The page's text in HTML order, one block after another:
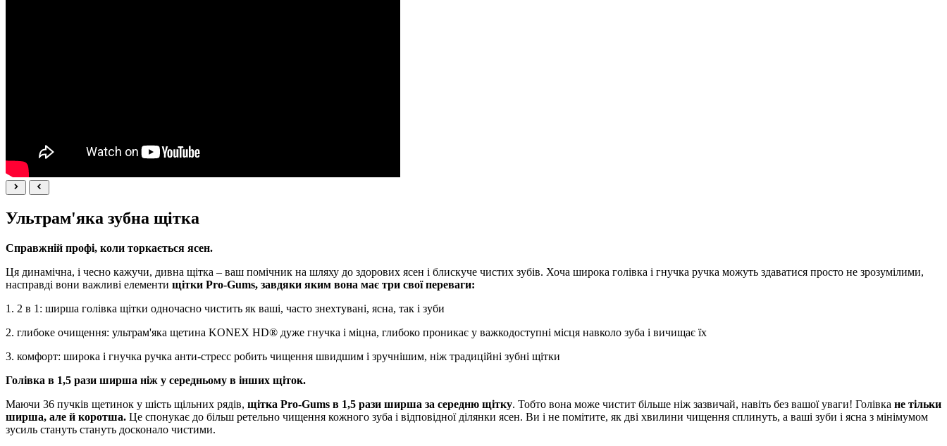
Ультрам'яка зубна щітка
Справжній профі, коли торкається ясен.
Ця динамічна, і чесно кажучи, дивна щітка – ваш помічник на шляху до здорових ясен і блискуче чистих зубів. Хоча широка голівка і гнучка ручка можуть здаватися просто не зрозумілими,
насправді вони важливі елементи щітки Pro-Gums, завдяки яким вона має три свої переваги:
1. 2 в 1: ширша голівка щітки одночасно чистить як ваші, часто знехтувані, ясна, так і зуби
2. глибоке очищення: ультрам'яка щетина KONEX HD® дуже гнучка і міцна, глибоко проникає у важкодоступні місця навколо зуба і вичищає їх
3. комфорт: широка і гнучка ручка анти-стресс робить чищення швидшим і зручнішим, ніж традиційні зубні щітки
Голівка в 1,5 рази ширша ніж у середньому в інших щіток.
Маючи 36 пучків щетинок у шість щільних рядів, щітка Pro-Gums в 1,5 рази ширша за середню щітку. Тобто вона може чистит більше ніж зазвичай, навіть без вашої уваги! Голівка не тільки
ширша, але й коротша. Це спонукає до більш ретельно чищення кожного зуба і відповідної ділянки ясен. Ви і не помітите, як дві хвилини чищення сплинуть, а ваші зуби і ясна з мінімумом
зусиль стануть стануть досконало чистими.